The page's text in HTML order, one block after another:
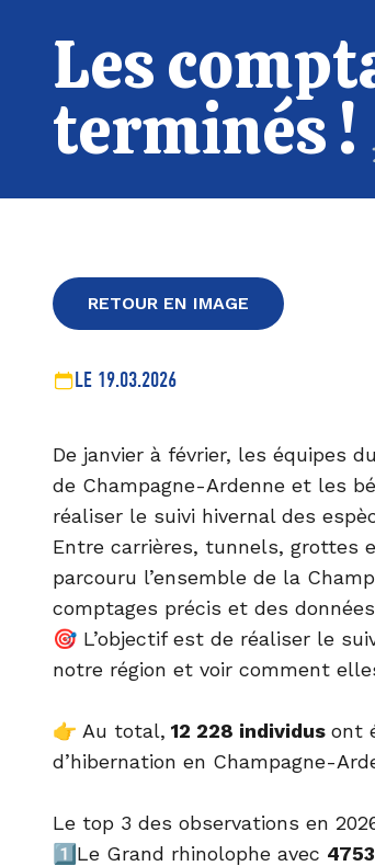
Les
terminés !
RETOUR EN IMAGE
LE 19.03.2026
De janvier à février, les équipes
de Champagne-Ardenne et les
réaliser le suivi hivernal des
Entre carrières, tunnels, grottes
parcouru l’ensemble de la
comptages précis et des
🎯 L’objectif est de réaliser le
notre région et voir comment
👉 Au total, 12 228 individus ont
d’hibernation en Champagne-
Le top 3 des observations en
1️⃣Le Grand rhinolophe avec